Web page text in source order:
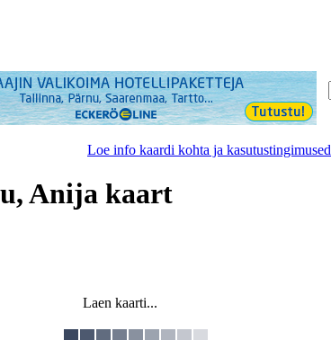
Loe info kaardi kohta ja kasutustingimused
Anija kaart
Laen kaarti...